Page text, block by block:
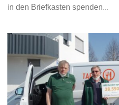
in den Briefkasten spenden...